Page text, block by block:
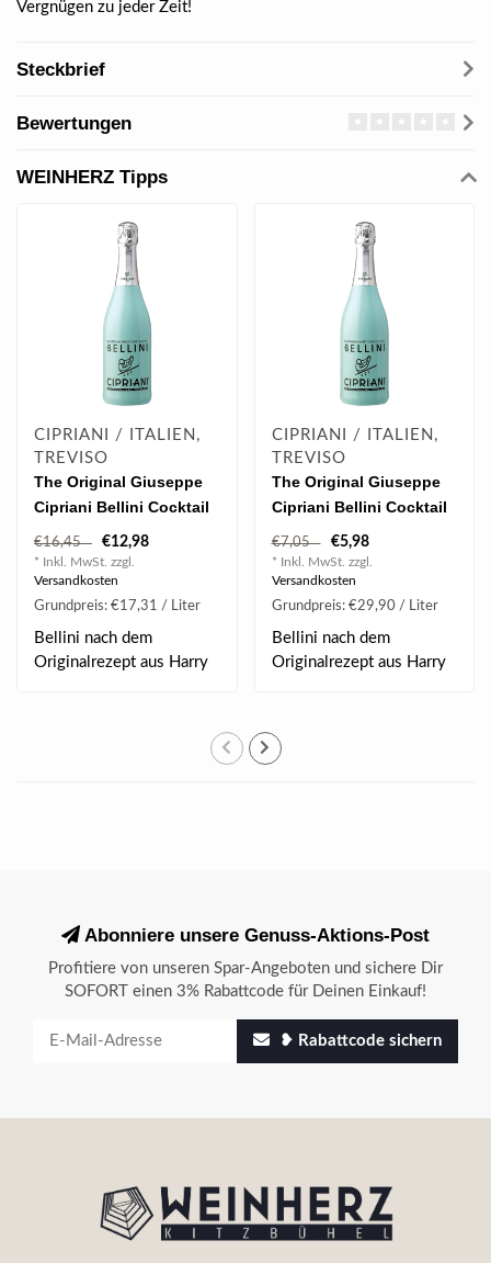
Vergnügen zu jeder Zeit!
Steckbrief
Bewertungen
WEINHERZ Tipps
CIPRIANI / ITALIEN,
TREVISO
The Original Giuseppe
Cipriani Bellini Cocktail
0.75 l 5.50% vol
€16,45 €12,98
* Inkl. MwSt. zzgl.
Versandkosten
Grundpreis: €17,31 / Liter
Bellini nach dem
Originalrezept aus Harry
CIPRIANI / ITALIEN,
TREVISO
The Original Giuseppe
Cipriani Bellini Cocktail
0.20 l 5.50% vol
€7,05 €5,98
* Inkl. MwSt. zzgl.
Versandkosten
Grundpreis: €29,90 / Liter
Bellini nach dem
Originalrezept aus Harry
Abonniere unsere Genuss-Aktions-Post
Profitiere von unseren Spar-Angeboten und sichere Dir
SOFORT einen 3% Rabattcode für Deinen Einkauf!
❥ Rabattcode sichern